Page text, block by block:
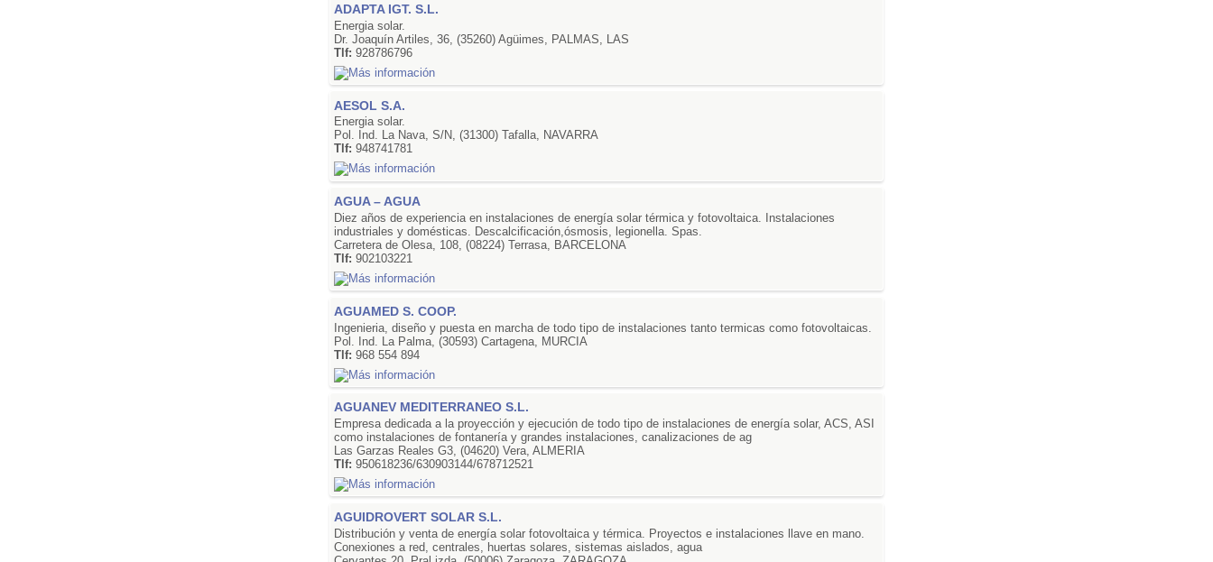
ADAPTA IGT. S.L.
Energia solar.
Dr. Joaquín Artiles, 36, (35260) Agüimes, PALMAS, LAS
Tlf:928786796
AESOL S.A.
Energia solar.
Pol. Ind. La Nava, S/N, (31300) Tafalla, NAVARRA
Tlf:948741781
AGUA – AGUA
Diez años de experiencia en instalaciones de energía solar térmica y fotovoltaica. Instalaciones
industriales y domésticas. Descalcificación,ósmosis, legionella. Spas.
Carretera de Olesa, 108, (08224) Terrasa, BARCELONA
Tlf:902103221
AGUAMED S. COOP.
Ingenieria, diseño y puesta en marcha de todo tipo de instalaciones tanto termicas como fotovoltaicas.
Pol. Ind. La Palma, (30593) Cartagena, MURCIA
Tlf:968 554 894
AGUANEV MEDITERRANEO S.L.
Empresa dedicada a la proyección y ejecución de todo tipo de instalaciones de energía solar, ACS, ASI
como instalaciones de fontanería y grandes instalaciones, canalizaciones de ag
Las Garzas Reales G3, (04620) Vera, ALMERIA
Tlf:950618236/630903144/678712521
AGUIDROVERT SOLAR S.L.
Distribución y venta de energía solar fotovoltaica y térmica. Proyectos e instalaciones llave en mano.
Conexiones a red, centrales, huertas solares, sistemas aislados, agua